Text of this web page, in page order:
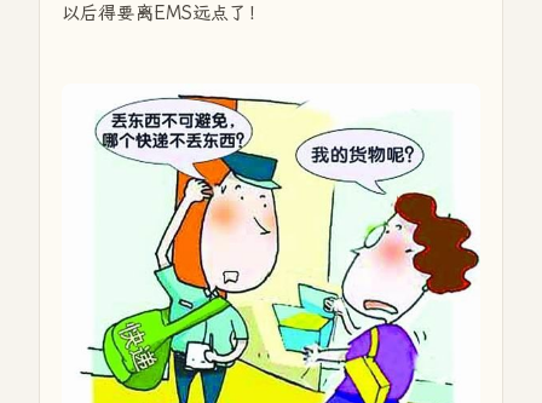
以后得要离EMS远点了！